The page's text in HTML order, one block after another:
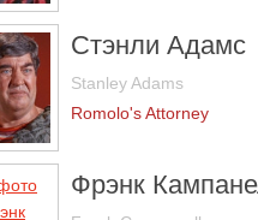
Стэнли Адамс
Stanley Adams
Romolo's Attorney
Фрэнк